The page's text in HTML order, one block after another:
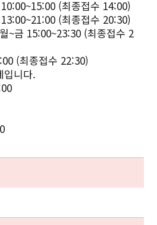
(최종접수 14:00)
(최종접수 20:30)
~금 15:00~23:30 (최종접수 2
(최종접수 22:30)
입니다.